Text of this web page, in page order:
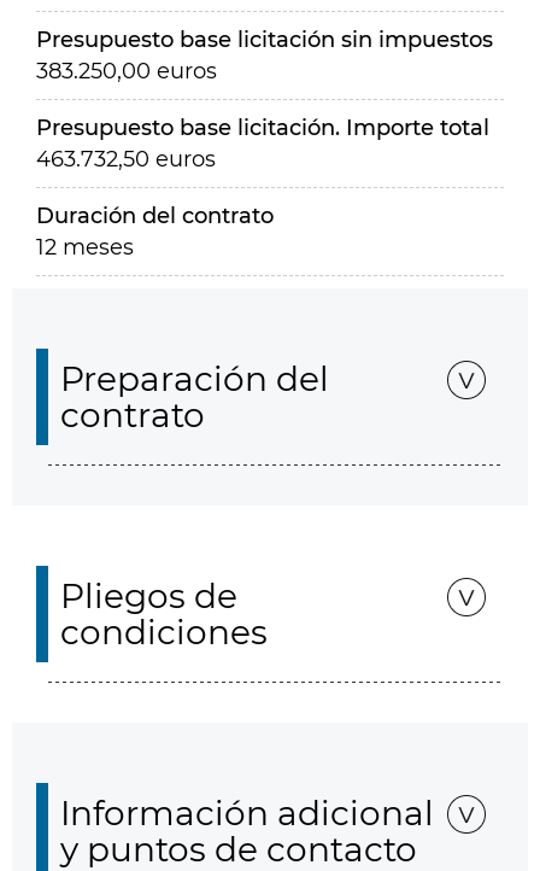
Presupuesto base licitación sin impuestos
383.250,00 euros
Presupuesto base licitación. Importe total
463.732,50 euros
Duración del contrato
12 meses
Preparación del
contrato
Pliegos de
condiciones
Información adicional
y puntos de contacto